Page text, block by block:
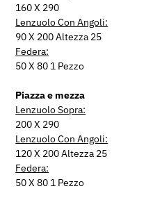
160 X 290
Lenzuolo Con Angoli:
90 X 200 Altezza 25
Federa:
50 X 80 1 Pezzo
Piazza e mezza
Lenzuolo Sopra:
200 X 290
Lenzuolo Con Angoli:
120 X 200 Altezza 25
Federa:
50 X 80 1 Pezzo